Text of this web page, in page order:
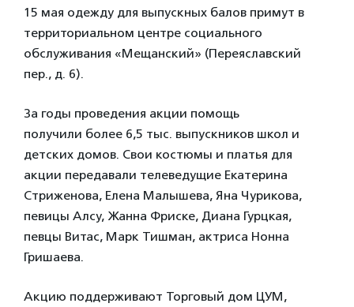
15 мая одежду для выпускных балов примут в
территориальном центре социального
обслуживания «Мещанский» (Переяславский
пер., д. 6).
За годы проведения акции помощь
получили более 6,5 тыс. выпускников школ и
детских домов. Свои костюмы и платья для
акции передавали телеведущие Екатерина
Стриженова, Елена Малышева, Яна Чурикова,
певицы Алсу, Жанна Фриске, Диана Гурцкая,
певцы Витас, Марк Тишман, актриса Нонна
Гришаева.
Акцию поддерживают Торговый дом ЦУМ,